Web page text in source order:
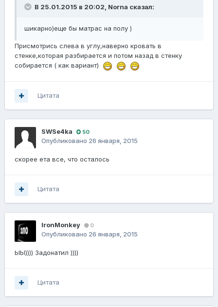
В 25.01.2015 в 20:02, Norna сказал:
шикарно)еще бы матрас на полу )
Присмотрись слева в углу,наверно кровать в
стенке,которая разбирается и потом назад в стенку
собирается ( как вариант)
Цитата
SWSe4ka 50
Опубликовано 26 января, 2015
скорее ета все, что осталось
Цитата
IronMonkey 0
Опубликовано 26 января, 2015
ЫЫ)))) Задонатил ))))
Цитата